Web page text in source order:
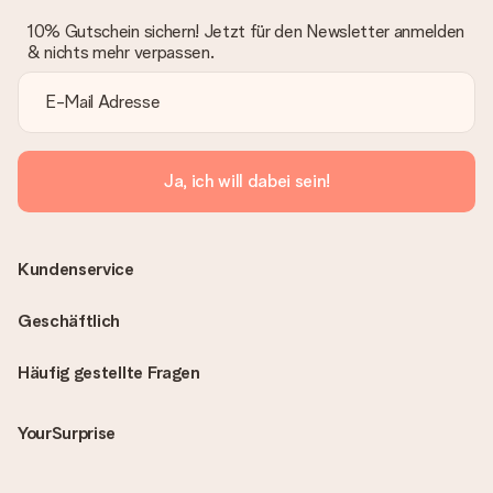
10% Gutschein sichern! Jetzt für den Newsletter anmelden
& nichts mehr verpassen.
Ja, ich will dabei sein!
Häufig gestellte Fragen
YourSurprise
Kundenservice
Geschäftlich